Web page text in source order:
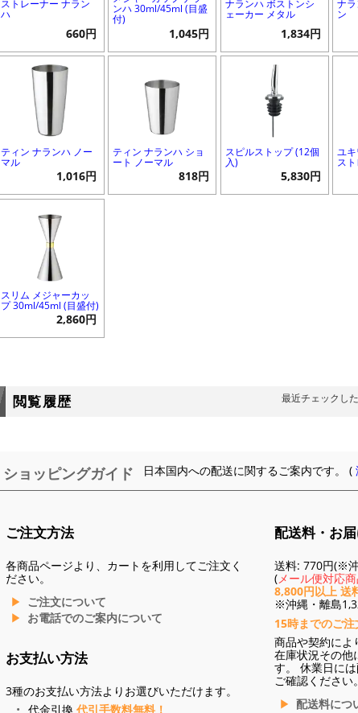
ストレーナー ナラン
ハ
660円
ンハ 30ml/45ml (目盛
付)
1,045円
ナランハ ボストンシ
ェーカー メタル
1,834円
ナ
ン
ティン ナランハ ノー
マル
1,016円
ティン ナランハ ショ
ート ノーマル
818円
スピルストップ (12個
入)
5,830円
ユ
ス
スリム メジャーカッ
プ 30ml/45ml (目盛付)
2,860円
閲覧履歴 最近チェックし
ショッピングガイド 日本国内への配送に関するご案内です。 (
ご注文方法
各商品ページより、カートを利用してご注文く
ださい。
ご注文について
お電話でのご案内について
お支払い方法
3種のお支払い方法よりお選びいただけます。
代金引換 代引手数料無料！
配送料・お
送料: 770円(※
(メール便対応
8,800円以上 送
※沖縄・離島
15時までのご注
商品や契約によ
在庫状況その他
す。 休業日に
ご確認ください。
配送料につ